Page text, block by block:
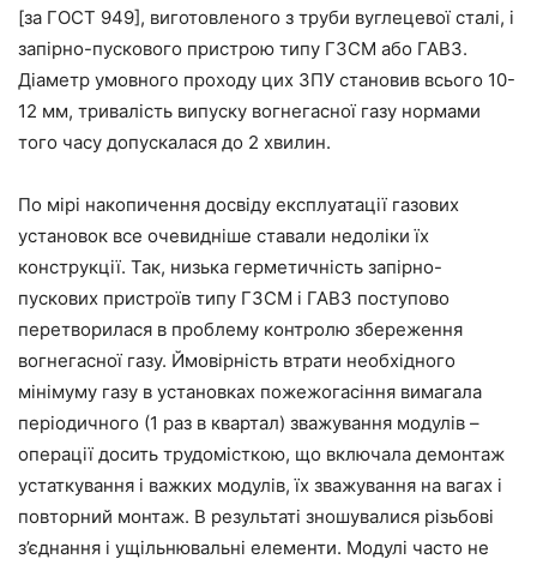
[за ГОСТ 949], виготовленого з труби вуглецевої сталі, і
запірно-пускового пристрою типу ГЗСМ або ГАВЗ.
Діаметр умовного проходу цих ЗПУ становив всього 10-
12 мм, тривалість випуску вогнегасної газу нормами
того часу допускалася до 2 хвилин.
По мірі накопичення досвіду експлуатації газових
установок все очевидніше ставали недоліки їх
конструкції. Так, низька герметичність запірно-
пускових пристроїв типу ГЗСМ і ГАВЗ поступово
перетворилася в проблему контролю збереження
вогнегасної газу. Ймовірність втрати необхідного
мінімуму газу в установках пожежогасіння вимагала
періодичного (1 раз в квартал) зважування модулів –
операції досить трудомісткою, що включала демонтаж
устаткування і важких модулів, їх зважування на вагах і
повторний монтаж. В результаті зношувалися різьбові
з’єднання і ущільнювальні елементи. Модулі часто не